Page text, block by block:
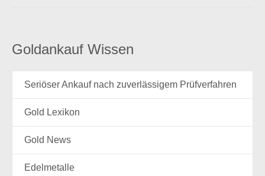
Goldankauf Wissen
Seriöser Ankauf nach zuverlässigem Prüfverfahren
Gold Lexikon
Gold News
Edelmetalle